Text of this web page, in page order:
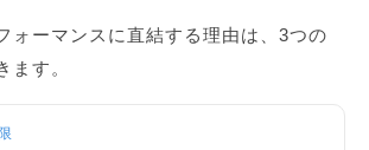
ォーマンスに直結する理由は、3つの
ます。